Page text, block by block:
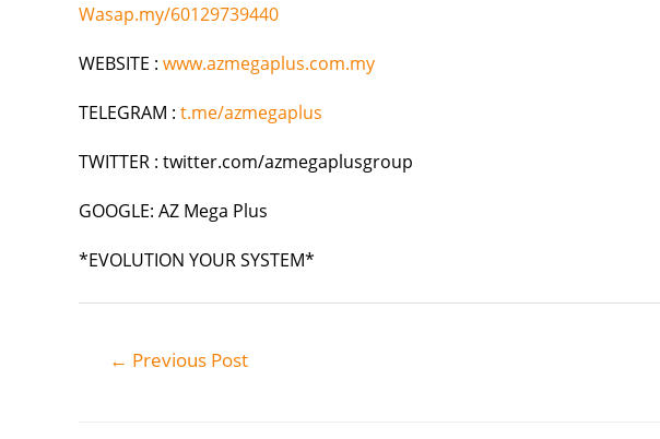
Wasap.my/60129739440
WEBSITE : www.azmegaplus.com.my
TELEGRAM : t.me/azmegaplus
TWITTER : twitter.com/azmegaplusgroup
GOOGLE: AZ Mega Plus
*EVOLUTION YOUR SYSTEM*
← Previous Post